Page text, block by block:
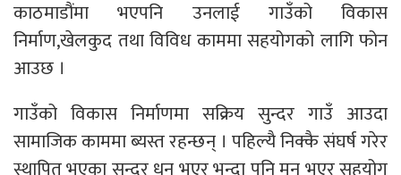
काठमाडौंमा भएपनि उनलाई गाउँको विकास
निर्माण,खेलकुद तथा विविध काममा सहयोगको लागि फोन
आउछ ।
गाउँको विकास निर्माणमा सक्रिय सुन्दर गाउँ आउदा
सामाजिक काममा ब्यस्त रहन्छन् । पहिल्यै निक्कै संघर्ष गरेर